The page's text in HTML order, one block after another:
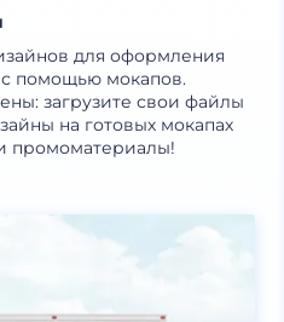
для оформления
с помощью мокапов.
загрузите свои файлы
на готовых мокапах
промоматериалы!